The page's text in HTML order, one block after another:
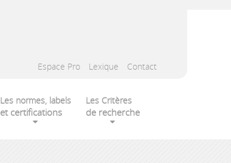
Espace Pro Lexique Contact
Les normes, labels
et certifications
Les Critères
de recherche